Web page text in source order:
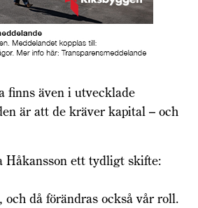
finns även i utvecklade
är att de kräver kapital – och
Håkansson ett tydligt skifte:
och då förändras också vår roll.